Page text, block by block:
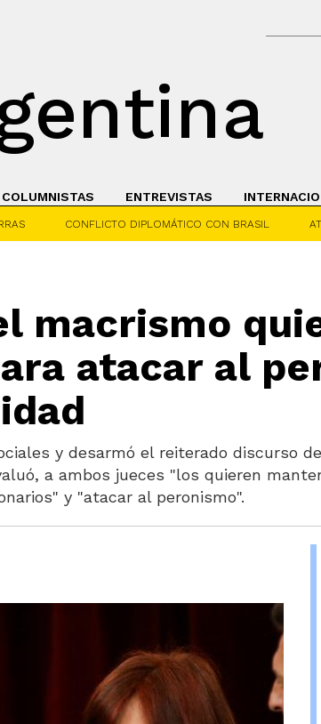
COLUMNISTAS ENTREVISTAS
CONFLICTO DIPLOMÁTICO CON BRASIL
macrismo
atacar al
y desarmó el reiterado discurso
a ambos jueces "los quieren
y "atacar al peronismo".